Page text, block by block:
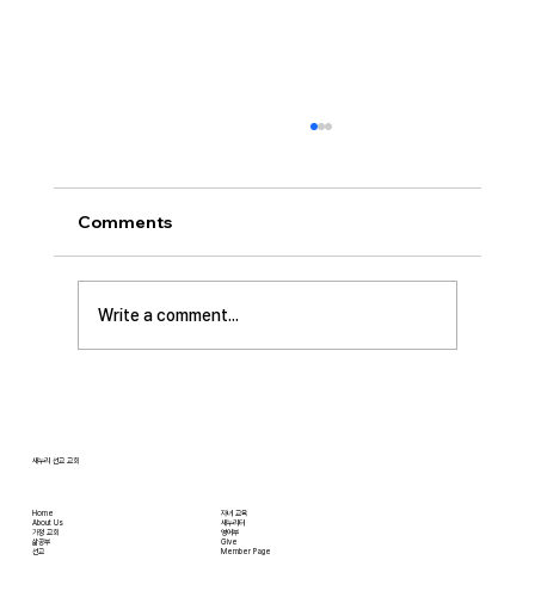
• 성만찬 오늘 예배중에 있습니다. 준비해 주신
부장님께 감사드립니다. • 북가주 남침례교 한인
교회 협의회 모임 8월 11일 화요일 오전 11시에
저희 교회에서 호스트 합니다. 목회자 40여명 식
사 준비를 돕고자 하시는 분들은 정경애 권사님
Comments
Write a comment...
Home
About Us
​가정 교회
​삶공부
​선교
자녀 교육
새누리터
영어부
Give
Member Page
새누리 선교 교회